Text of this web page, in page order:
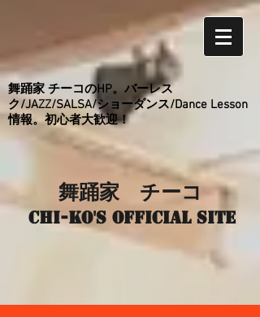
舞踊家 チーコのHP。バーレス
ク/JAZZ/SALSA/ショーダンス/Dance Lesson
情報。初心者大歓迎！
舞踊家 チーコ
Chi-ko's Official site